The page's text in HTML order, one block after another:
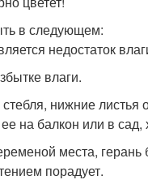
в следующем:
недостаток
влаги.
нижние листья
на балкон или в сад,
места, герань
порадует.